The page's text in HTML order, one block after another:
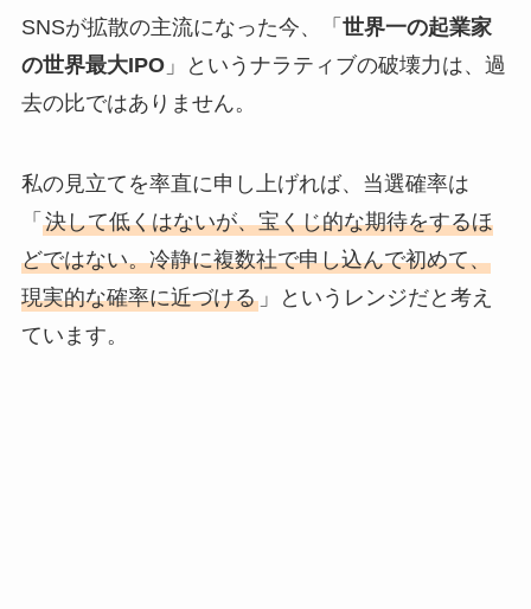
SNSが拡散の主流になった今、「 世界一の起業家
の世界最大IPO」というナラティブの破壊力は、過
去の比ではありません。
私の見立てを率直に申し上げれば、当選確率は
「 決して低くはないが、宝くじ的な期待をするほ
どではない。冷静に複数社で申し込んで初めて、
現実的な確率に近づける」というレンジだと考え
ています。